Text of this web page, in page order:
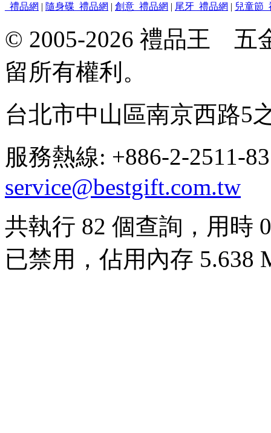
_禮品網 | 隨身碟_禮品網 | 創意_禮品網 | 尾牙_禮品網 | 兒童節
© 2005-2026 禮品王 五
留所有權利。
台北市中山區南京西路5
服務熱線: +886-2-
service@bestgift.com.tw
共執行 82 個查詢，用時
已禁用，佔用內存 5.638